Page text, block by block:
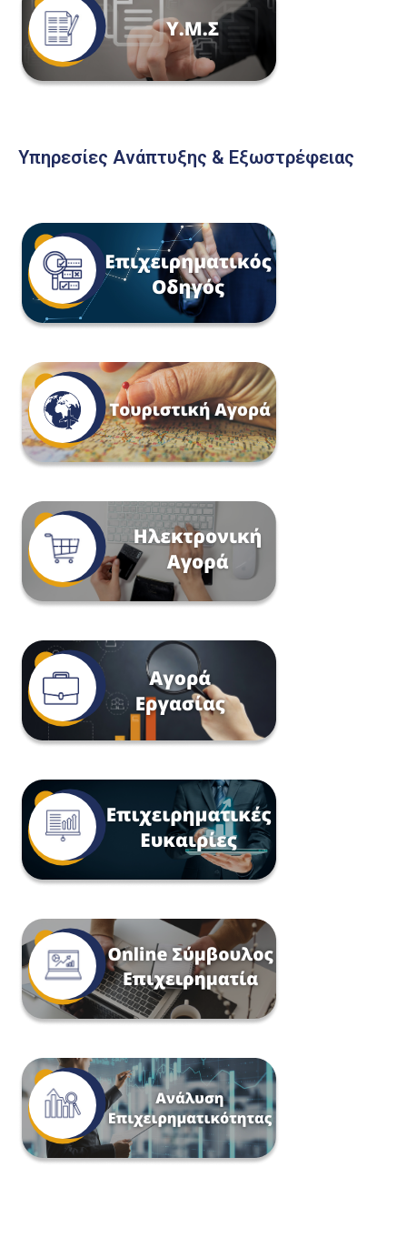
Υπηρεσίες Ανάπτυξης & Εξωστρέφειας